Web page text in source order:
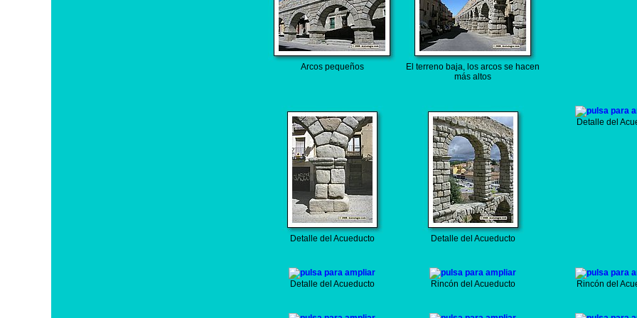
Arcos pequeños
El terreno baja, los arcos se hacen
más altos
Detalle del Acueducto Detalle del Acueducto
Detalle del
Detalle del Acueducto Rincón del Acueducto Rincón del